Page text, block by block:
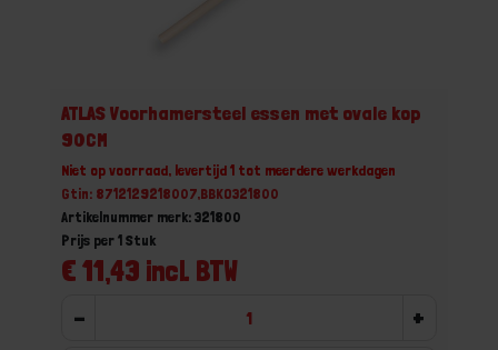
ATLAS Voorhamersteel essen met ovale kop
90CM
Niet op voorraad, levertijd 1 tot meerdere werkdagen
Gtin: 8712129218007,BBKO321800
Artikelnummer merk: 321800
€ 11,43 incl. BTW
Prijs per 1 Stuk
- +